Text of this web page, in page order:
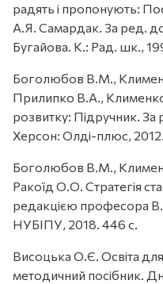
радять і пропонують:
А.Я. Самардак. За ред.
Бугайова. К.: Рад. шк.,
Боголюбов В.М.,
Прилипко В.А.,
розвитку: Підручник.
Херсон: Олді-плюс,
Боголюбов В.М.,
Ракоїд О.О. Стратегія
редакцією професора
НУБІПУ, 2018. 446 с.
Висоцька О.Є. Освіта
методичний посібник.